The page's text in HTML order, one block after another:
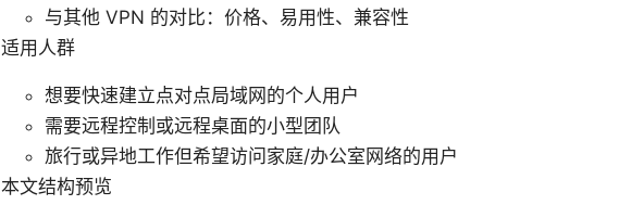
与其他 VPN 的对比：价格、易用性、兼容性
适用人群
想要快速建立点对点局域网的个人用户
需要远程控制或远程桌面的小型团队
旅行或异地工作但希望访问家庭/办公室网络的用户
本文结构预览